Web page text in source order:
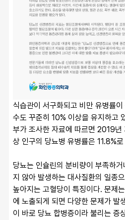
식습관이 서구화되고 비만 유병률
수도 꾸준히 10% 이상을 유지하고
부가 조사한 자료에 따르면 2019년
상 인구의 당뇨병 유병률은 11.8%
당뇨는 인슐린의 분비량이 부족하
지 않아 발생하는 대사질환의 일종
높아지는 고혈당이 특징이다. 문제
에 노출되게 되면 다양한 문제가 발
이 바로 당뇨 합병증이라 불리는 증